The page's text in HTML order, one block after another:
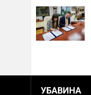
УБАВИНА